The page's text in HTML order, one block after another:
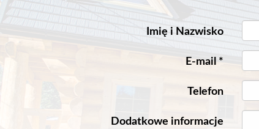
Imię i Nazwisko
E-mail *
Telefon
Dodatkowe informacje